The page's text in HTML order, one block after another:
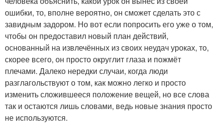
ошибки, то, вполне вероятно, он сможет сделать это с
завидным задором. Но вот если попросить его уже о том,
чтобы он предоставил новый план действий,
основанный на извлечённых из своих неудач уроках, то,
скорее всего, он просто округлит глаза и пожмёт
плечами. Далеко нередки случаи, когда люди
разглагольствуют о том, как можно легко и просто
изменить сложившееся положение вещей, но все слова
так и остаются лишь словами, ведь новые знания просто
не используются.